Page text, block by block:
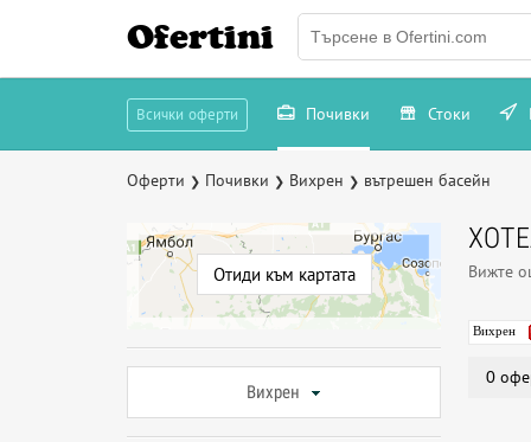
Ofertini
Всички оферти Почивки Стоки
Оферти ❯ Почивки ❯ Вихрен ❯ вътрешен басейн
Отиди към картата
Вихрен
Вижте
Вихрен
0